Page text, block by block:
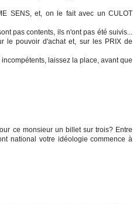
SENS, et, on le fait avec un CULOT
pas contents, ils n'ont pas été suivis...
le pouvoir d'achat et, sur les PRIX de
laissez la place, avant que
ce monsieur un billet sur trois? Entre
national votre idéologie commence à